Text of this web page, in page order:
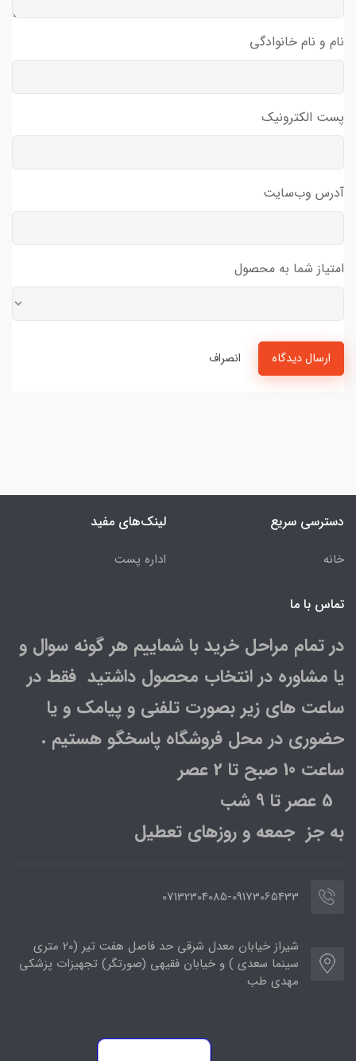
نام و نام خانوادگی
پست الکترونیک
آدرس وب‌سایت
امتیاز شما به محصول
ارسال دیدگاه انصراف
دسترسی سریع
خانه
لینک‌های مفید
اداره پست
تماس با ما
در تمام مراحل خرید با شماییم هر گونه سوال و
یا مشاوره در انتخاب محصول داشتید فقط در
ساعت های زیر بصورت تلفنی و پیامک و یا
حضوری در محل فروشگاه پاسخگو هستیم .
ساعت 10 صبح تا 2 عصر
به جز جمعه و روزهای تعطیل
07132304085-09173065433
شیراز خیابان معدل شرقی حد فاصل هفت تیر (20 متری
سینما سعدی ) و خیابان فقیهی (صورتگر) تجهیزات پزشکی
مهدی طب